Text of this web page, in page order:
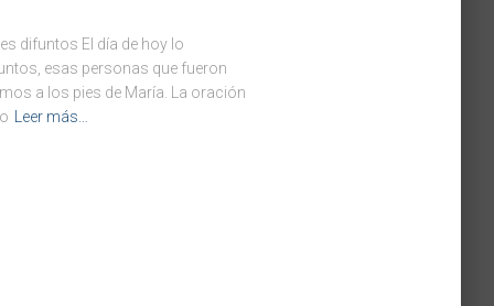
difuntos El día de hoy lo
esas personas que fueron
a los pies de María. La oración
Leer más…